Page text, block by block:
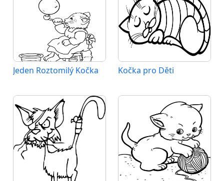
Jeden Roztomilý Kočka Kočka pro Děti